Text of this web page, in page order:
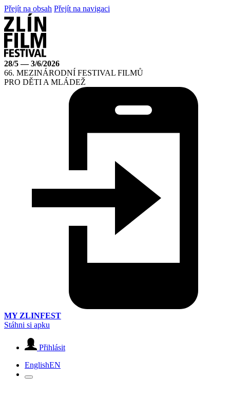
Přejít na obsah Přejít na navigaci
28/5 — 3/6/2026
66. MEZINÁRODNÍ FESTIVAL FILMŮ
PRO DĚTI A MLÁDEŽ
MY ZLINFEST
Stáhni si apku
Přihlásit
EnglishEN